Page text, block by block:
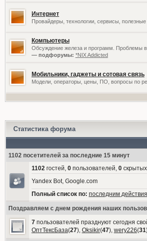
Интернет
Провайдеры, технологии, сервисы, полезные
Компьютеры
Обсуждение железа и программ. Проблемы
— подфорумы: *NIX Addicted
Мобильники, гаджеты и сотовая связь
Модели, операторы, цены, ПО, вопросы по
Статистика форума
1102 посетителей за последние 15 минут
1102гостей, 0пользователей, 0скрытых
Yandex Bot, Google.com
Полный список по: последним
Поздравляем с днем рождения наших
7пользователей празднуют сегодня
ОптТексБаза(27), Oksikir(47), wery226(31